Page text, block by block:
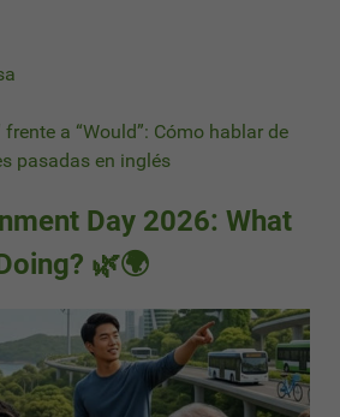
frente a “Would”: Cómo hablar de
pasadas en inglés
Day 2026: What
🌿🌍